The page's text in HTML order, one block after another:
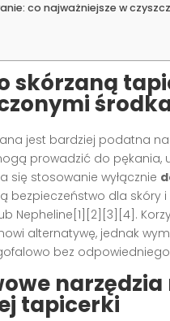
co najważniejsze w
skórzaną
jest bardziej podatna
prowadzić do pękania,
się stosowanie wyłącznie
bezpieczeństwo dla skóry
Nepheline[1][2][3][4].
alternatywę, jednak
bez
tapicerki